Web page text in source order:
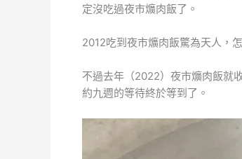
定沒吃過夜市爌肉飯了。
2012吃到夜市爌肉飯驚為天人，
不過去年（2022）夜市爌肉飯就
約九週的等待終於等到了。